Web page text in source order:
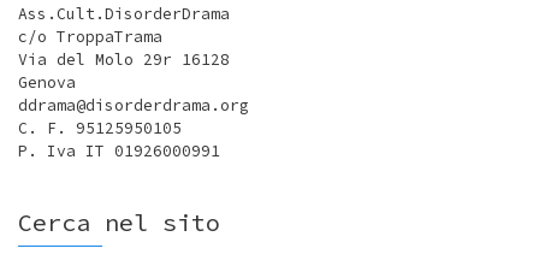
Ass.Cult.DisorderDrama
c/o TroppaTrama
Via del Molo 29r 16128
Genova
ddrama@disorderdrama.org
C. F. 95125950105
P. Iva IT 01926000991
Cerca nel sito